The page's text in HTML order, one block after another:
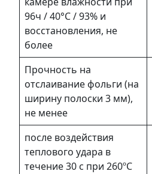
96ч / 40°С / 93% и
восстановления, не
более
Прочность на
отслаивание фольги (на
ширину полоски 3 мм),
не менее
после воздействия
теплового удара в
течение 30 с при 260ºC